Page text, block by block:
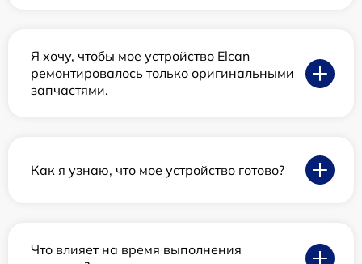
Я хочу, чтобы мое устройство Elcan
ремонтировалось только оригинальными
запчастями.
Как я узнаю, что мое устройство готово?
Что влияет на время выполнения